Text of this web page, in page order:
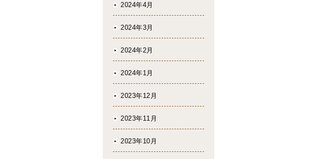
2024年4月
2024年3月
2024年2月
2024年1月
2023年12月
2023年11月
2023年10月